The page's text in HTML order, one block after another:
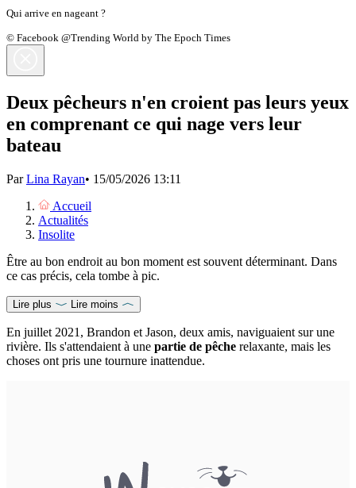
Qui arrive en nageant ?
© Facebook @Trending World by The Epoch Times
Deux pêcheurs n'en croient pas leurs yeux
en comprenant ce qui nage vers leur
bateau
ParLina Rayan• 15/05/2026 13:11
Accueil
Actualités
Insolite
Être au bon endroit au bon moment est souvent déterminant. Dans
ce cas précis, cela tombe à pic.
Lire plus Lire moins
En juillet 2021, Brandon et Jason, deux amis, naviguaient sur une
rivière. Ils s'attendaient à une partie de pêche relaxante, mais les
choses ont pris une tournure inattendue.